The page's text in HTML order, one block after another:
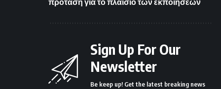
πρόταση για το πλαίσιο των εκποιήσεων
Sign Up For Our
Newsletter
Be keep up! Get the latest breaking news